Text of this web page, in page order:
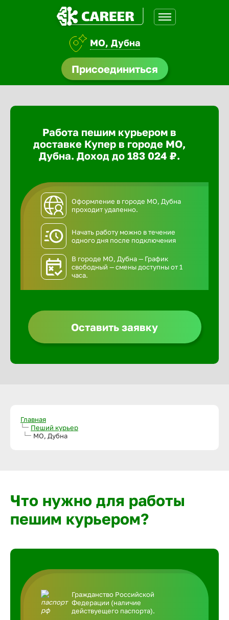
МО, Дубна
Присоединиться
Работа пешим курьером в
доставке Купер в городе МО,
Дубна. Доход до 183 024 ₽.
Оформление в городе МО, Дубна
проходит удаленно.
Начать работу можно в течение
одного дня после подключения
В городе МО, Дубна — График
свободный — смены доступны от 1
часа.
Оставить заявку
Главная
Пеший курьер
МО, Дубна
Что нужно для работы
пешим курьером?
Гражданство Российской
Федерации (наличие
действуещего паспорта).